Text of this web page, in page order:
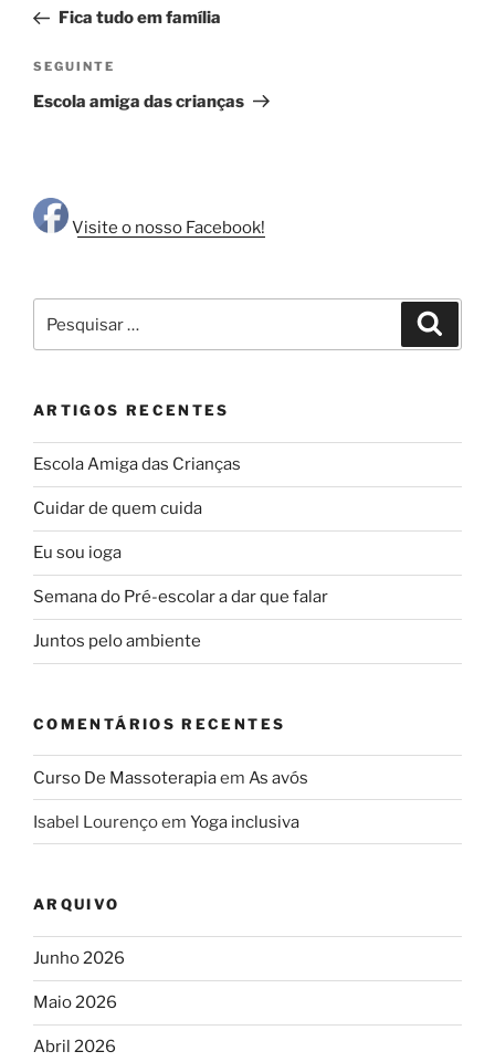
artigos
anterior
Fica tudo em família
Conteúdo
seguinte
SEGUINTE
Escola amiga das crianças
Visite o nosso Facebook!
por:
ARTIGOS RECENTES
Escola Amiga das Crianças
Cuidar de quem cuida
Eu sou ioga
Semana do Pré-escolar a dar que falar
Juntos pelo ambiente
COMENTÁRIOS RECENTES
Curso De Massoterapiaem As avós
Isabel Lourençoem Yoga inclusiva
ARQUIVO
Junho 2026
Maio 2026
Abril 2026